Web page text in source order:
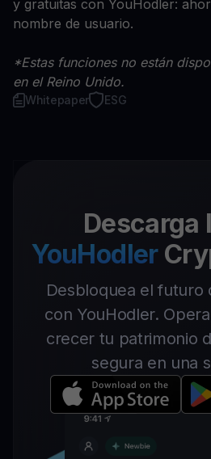
y gratuitas con YouHodler:
nombre de usuario.
*Estas funciones no están
en el Reino Unido.
Whitepaper ESG
Descarga
YouHodler
Desbloquea el futuro
con YouHodler.
crecer tu patrimonio
segura en una